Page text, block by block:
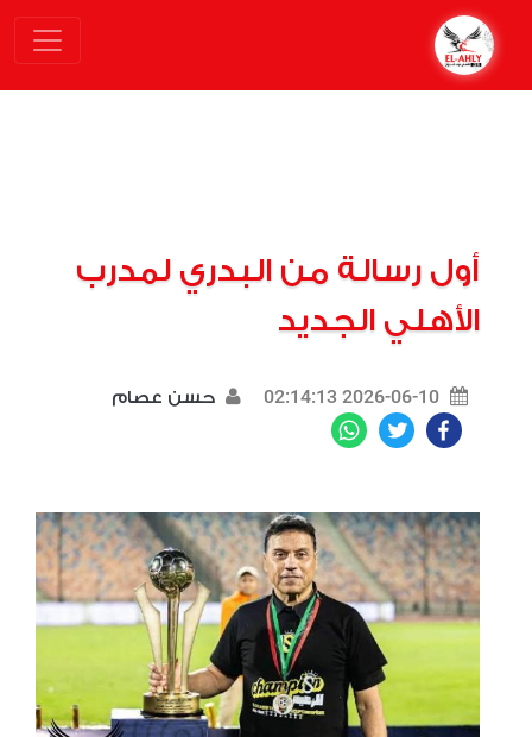
أول رسالة من البدري لمدرب
الأهلي الجديد
2026-06-10 02:14:13 حسن عصام
Facebook
Twitter